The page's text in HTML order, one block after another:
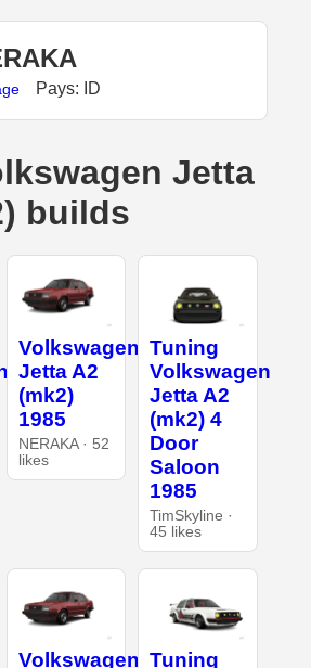
Pays: ID
Jetta
builds
Volkswagen
Jetta A2
(mk2)
1985
NERAKA · 52
likes
Tuning
Volkswagen
Jetta A2
(mk2) 4
Door
Saloon
1985
TimSkyline ·
45 likes
Volkswagen Tuning